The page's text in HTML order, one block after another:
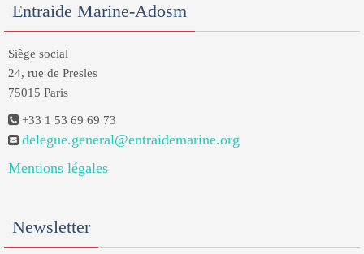
Entraide Marine-Adosm
Siège social
24, rue de Presles
75015 Paris
+33 1 53 69 69 73
delegue.general@entraidemarine.org
Mentions légales
Newsletter